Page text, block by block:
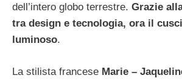
dell’intero globo terrestre. Grazie
tra design e tecnologia, ora il
luminoso.
La stilista francese Marie –